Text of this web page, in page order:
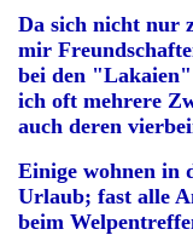
Da sich nicht nur
mir
bei den "Lakaien"
ich oft mehrere
auch deren
Einige wohnen in
Urlaub; fast alle
beim